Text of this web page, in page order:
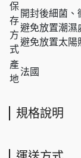
保
存
方
式
開封後細菌
避免放置潮濕
避免放置太陽
產
地
法國
規格說明